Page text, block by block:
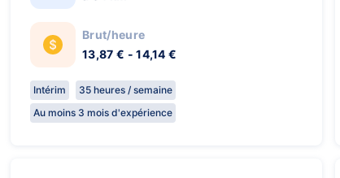
Brut/heure
13,87 € - 14,14 €
Intérim
35 heures / semaine
Au moins 3 mois d'expérience